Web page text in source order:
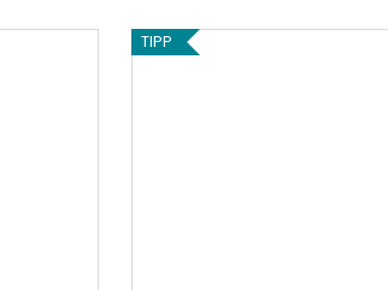
TIPP